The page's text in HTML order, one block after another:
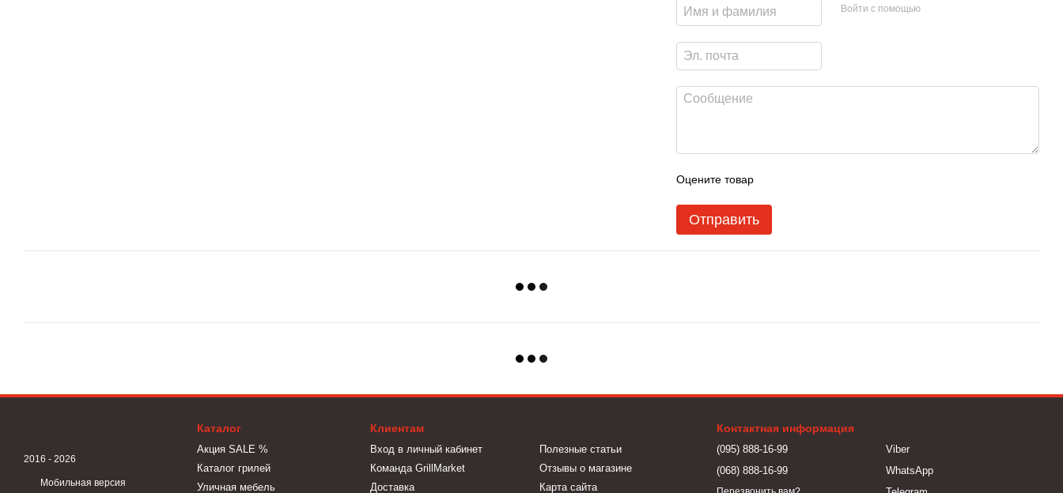
Войти с помощью
Оцените товар
Отправить
2016 - 2026
Мобильная версия
Каталог
Акция SALE %
Каталог грилей
Уличная мебель
Клиентам
Вход в личный кабинет
Команда GrillMarket
Доставка
Полезные статьи
Отзывы о магазине
Карта сайта
Контактная информация
(095) 888-16-99
(068) 888-16-99
Viber
WhatsApp